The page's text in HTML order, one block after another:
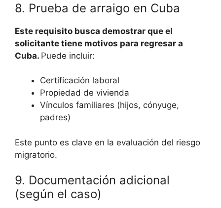
8. Prueba de arraigo en Cuba
Este requisito busca demostrar que el
solicitante tiene motivos para regresar a
Cuba. Puede incluir:
Certificación laboral
Propiedad de vivienda
Vínculos familiares (hijos, cónyuge,
padres)
Este punto es clave en la evaluación del riesgo
migratorio.
9. Documentación adicional
(según el caso)